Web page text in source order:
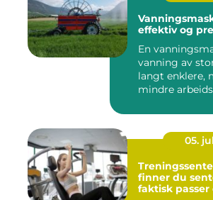
effektiv og
En
vanning av
langt enklere,
mindre
05. jul
finner du
faktisk passer